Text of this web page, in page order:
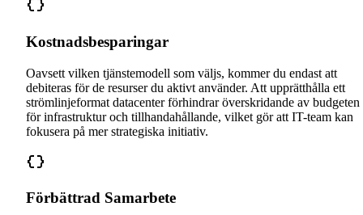
Kostnadsbesparingar
Oavsett vilken tjänstemodell som väljs, kommer du endast att
debiteras för de resurser du aktivt använder. Att upprätthålla ett
strömlinjeformat datacenter förhindrar överskridande av budgeten
för infrastruktur och tillhandahållande, vilket gör att IT-team kan
fokusera på mer strategiska initiativ.
Förbättrad Samarbete